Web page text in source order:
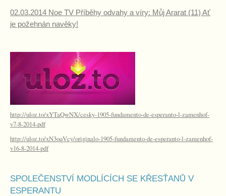
02.03.2014 Noe TV Příběhy odvahy a víry: Můj Ararat (11) Ať
je požehnán navěky!
http://uloz.to/xYTaQwNX/cesky-1905-fundamento-de-esperanto-l-zamenhof-
v7-8-2014-pdf
http://uloz.to/xN3oqVcy/originalo-1905-fundamento-de-esperanto-l-zamenhof-
v16-8-2014-pdf
SPOLEČENSTVÍ MODLÍCÍCH SE KŘESŤANŮ V
ESPERANTU